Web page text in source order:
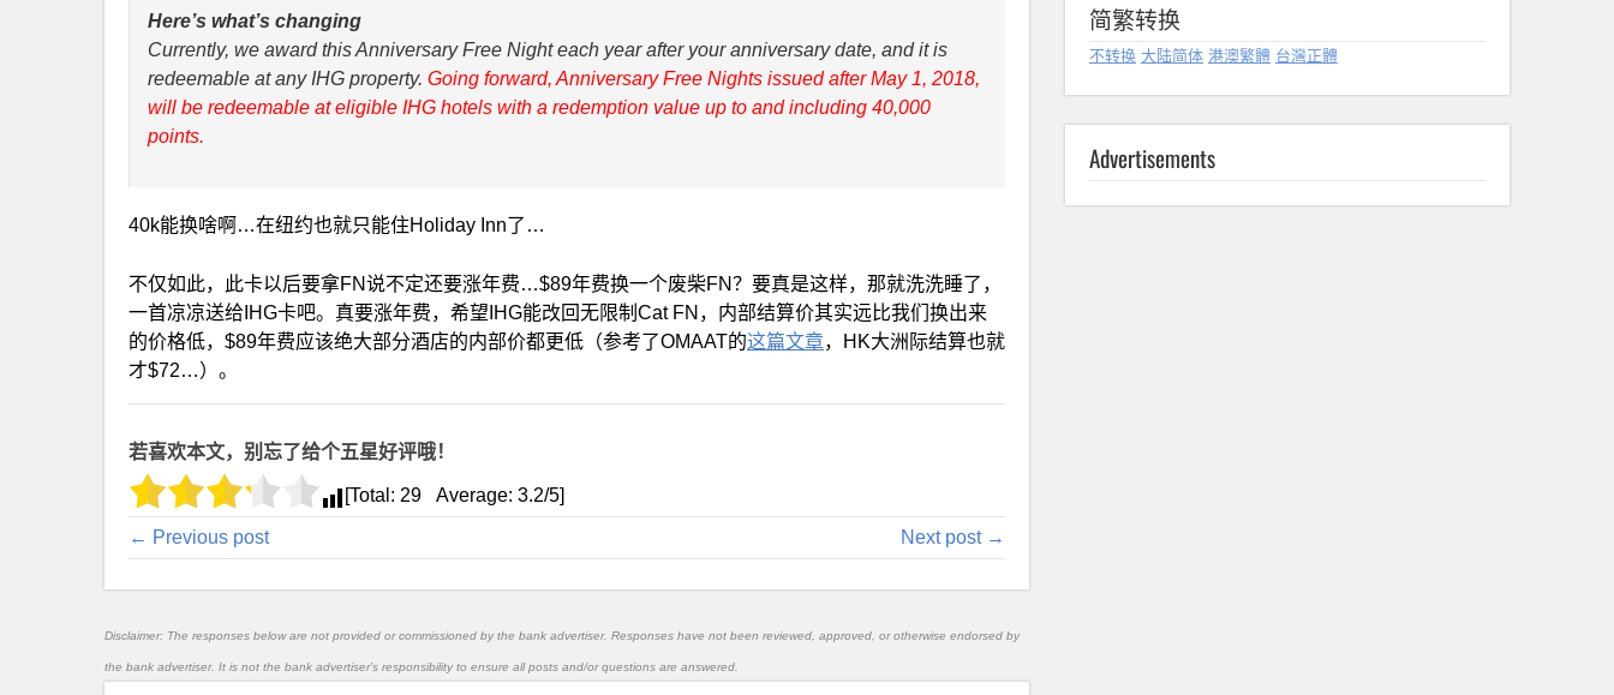
Here’s what’s changing
Currently, we award this Anniversary Free Night each year after your anniversary date, and it is
redeemable at any IHG property. Going forward, Anniversary Free Nights issued after May 1, 2018,
will be redeemable at eligible IHG hotels with a redemption value up to and including 40,000
points.
40k能换啥啊…在纽约也就只能住Holiday Inn了…
不仅如此，此卡以后要拿FN说不定还要涨年费…$89年费换一个废柴FN？要真是这样，那就洗洗睡了，
一首凉凉送给IHG卡吧。真要涨年费，希望IHG能改回无限制Cat FN，内部结算价其实远比我们换出来
的价格低，$89年费应该绝大部分酒店的内部价都更低（参考了OMAAT的这篇文章，HK大洲际结算也就
才$72…）。
若喜欢本文，别忘了给个五星好评哦！
[Total: 29 Average: 3.2/5]
← Previous post Next post →
Disclaimer: The responses below are not provided or commissioned by the bank advertiser. Responses have not been reviewed, approved, or otherwise endorsed by
the bank advertiser. It is not the bank advertiser's responsibility to ensure all posts and/or questions are answered.
简繁转换
不转换 大陆简体 港澳繁體 台灣正體
Advertisements